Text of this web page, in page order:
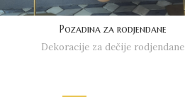
Pozadina za rodjendane
Dekoracije za dečije rodjendane